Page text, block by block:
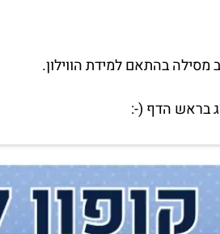
בראש הדף (-: